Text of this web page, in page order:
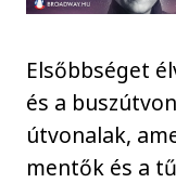
Elsőbbséget
és a
útvonalak,
mentők és a